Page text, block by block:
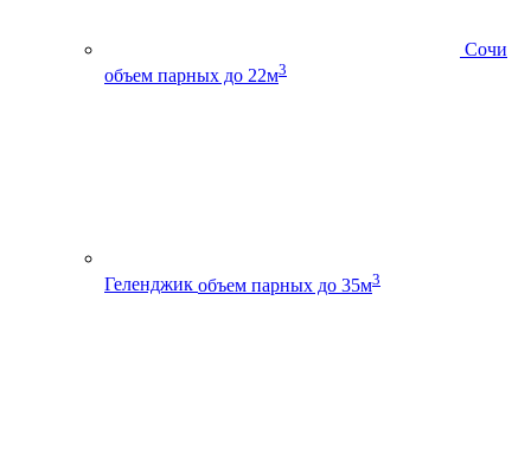
Сочи
объем парных до 22м3
Геленджик объем парных до 35м3